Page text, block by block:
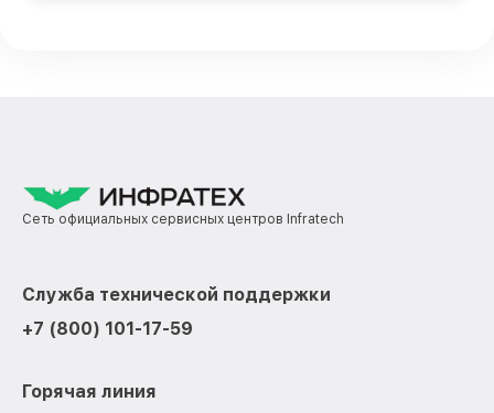
Сеть официальных сервисных центров Infratech
Служба технической поддержки
+7 (800) 101-17-59
Горячая линия